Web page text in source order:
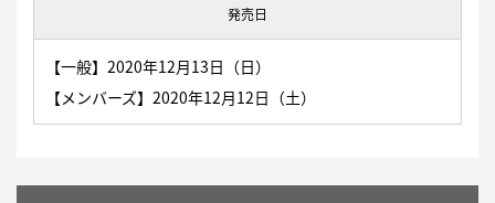
発売日
【一般】2020年12月13日（日）
【メンバーズ】2020年12月12日（土）